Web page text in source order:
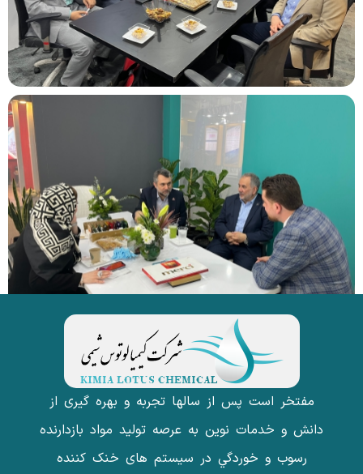
مفتخر است پس از سالها تجربه و بهره گیری از
دانش و خدمات نوین به عرصه تولید مواد بازدارنده
رسوب و خوردگي در سیستم های خنک کننده